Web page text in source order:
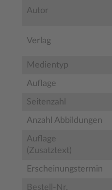
Autor
Verlag
Medientyp
Auflage
Seitenzahl
Anzahl Abbildungen
Auflage
(Zusatztext)
Erscheinungstermin
Bestell-Nr.